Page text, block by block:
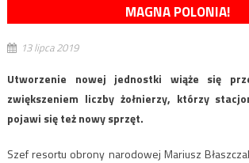
MAGNA POLONIA!
13 lipca 2019
Utworzenie nowej jednostki wiąże się
zwiększeniem liczby żołnierzy, którzy
pojawi się też nowy sprzęt.
Szef resortu obrony narodowej Mariusz